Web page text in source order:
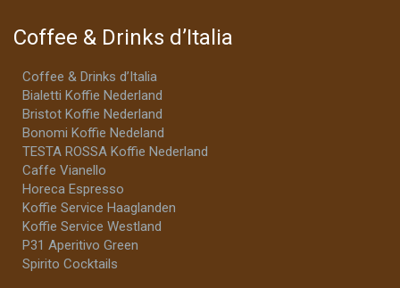
Coffee & Drinks d’Italia
Coffee & Drinks d’Italia
Bialetti Koffie Nederland
Bristot Koffie Nederland
Bonomi Koffie Nedeland
TESTA ROSSA Koffie Nederland
Caffe Vianello
Horeca Espresso
Koffie Service Haaglanden
Koffie Service Westland
P31 Aperitivo Green
Spirito Cocktails